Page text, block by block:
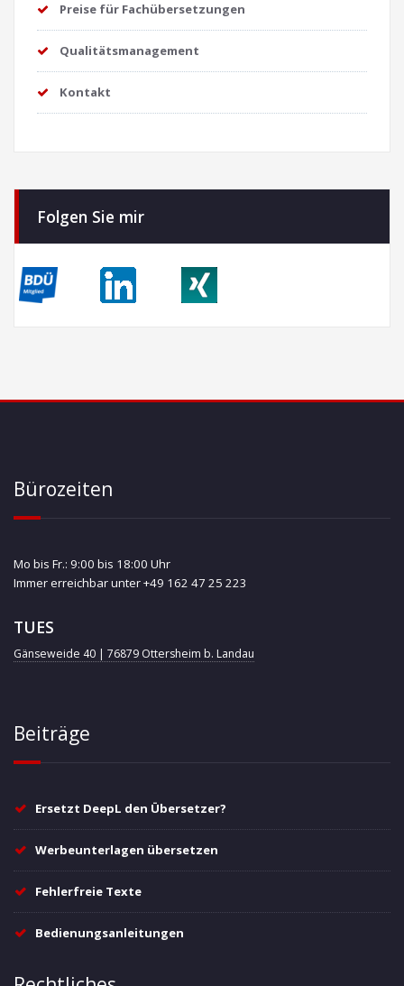
Preise für Fachübersetzungen
Qualitätsmanagement
Kontakt
Folgen Sie mir
Bürozeiten
Mo bis Fr.: 9:00 bis 18:00 Uhr
Immer erreichbar unter +49 162 47 25 223
TUES
Gänseweide 40 | 76879 Ottersheim b. Landau
Beiträge
Ersetzt DeepL den Übersetzer?
Werbeunterlagen übersetzen
Fehlerfreie Texte
Bedienungsanleitungen